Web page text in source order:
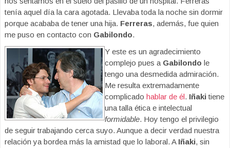
tenía aquel día la cara agotada. Llevaba toda la noche sin dormir
porque acababa de tener una hija. Ferreras, además, fue quien
me puso en contacto con Gabilondo.
Y este es un agradecimiento
complejo pues a Gabilondo le
tengo una desmedida admiración.
Me resulta extremadamente
complicado hablar de él. Iñakitiene
una talla ética e intelectual
formidable. Hoy tengo el privilegio
de seguir trabajando cerca suyo. Aunque a decir verdad nuestra
relación ya bordea más la amistad que lo laboral. A Iñaki, sin